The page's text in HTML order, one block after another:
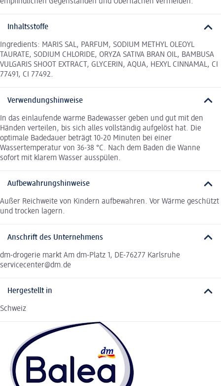
Inhaltsstoffe
Ingredients: MARIS SAL, PARFUM, SODIUM METHYL OLEOYL
TAURATE, SODIUM CHLORIDE, ORYZA SATIVA BRAN OIL, BAMBUSA
VULGARIS SHOOT EXTRACT, GLYCERIN, AQUA, HEXYL CINNAMAL, CI
77491, CI 77492.
Verwendungshinweise
In das einlaufende warme Badewasser geben und gut mit den
Händen verteilen, bis sich alles vollständig aufgelöst hat. Die
optimale Badedauer beträgt 10-20 Minuten bei einer
Wassertemperatur von 36-38 °C. Nach dem Baden die Wanne
sofort mit klarem Wasser ausspülen.
Aufbewahrungshinweise
Außer Reichweite von Kindern aufbewahren. Vor Wärme geschützt
und trocken lagern.
Anschrift des Unternehmens
dm-drogerie markt Am dm-Platz 1, DE-76277 Karlsruhe
servicecenter@dm.de
Hergestellt in
Schweiz